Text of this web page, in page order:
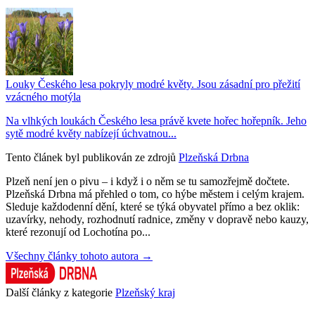
Louky Českého lesa pokryly modré květy. Jsou zásadní pro přežití
vzácného motýla
Na vlhkých loukách Českého lesa právě kvete hořec hořepník. Jeho
sytě modré květy nabízejí úchvatnou...
Tento článek byl publikován ze zdrojů Plzeňská Drbna
Plzeň není jen o pivu – i když i o něm se tu samozřejmě dočtete.
Plzeňská Drbna má přehled o tom, co hýbe městem i celým krajem.
Sleduje každodenní dění, které se týká obyvatel přímo a bez oklik:
uzavírky, nehody, rozhodnutí radnice, změny v dopravě nebo kauzy,
které rezonují od Lochotína po...
Všechny články tohoto autora →
Další články z kategorie Plzeňský kraj